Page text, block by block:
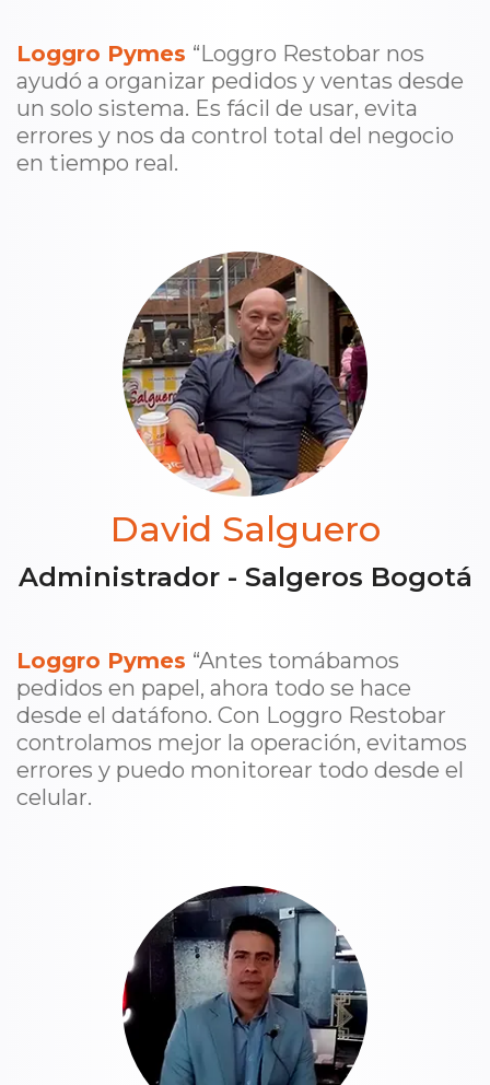
Loggro Pymes “Loggro Restobar nos
ayudó a organizar pedidos y ventas desde
un solo sistema. Es fácil de usar, evita
errores y nos da control total del negocio
en tiempo real.
David Salguero
Administrador - Salgeros Bogotá
Loggro Pymes “Antes tomábamos
pedidos en papel, ahora todo se hace
desde el datáfono. Con Loggro Restobar
controlamos mejor la operación, evitamos
errores y puedo monitorear todo desde el
celular.